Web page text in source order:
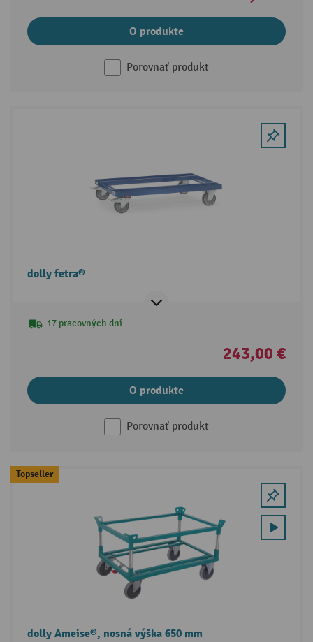
O produkte
Porovnať produkt
dolly fetra®
17 pracovných dní
243,00 €
O produkte
Porovnať produkt
Topseller
dolly Ameise®, nosná výška 650 mm